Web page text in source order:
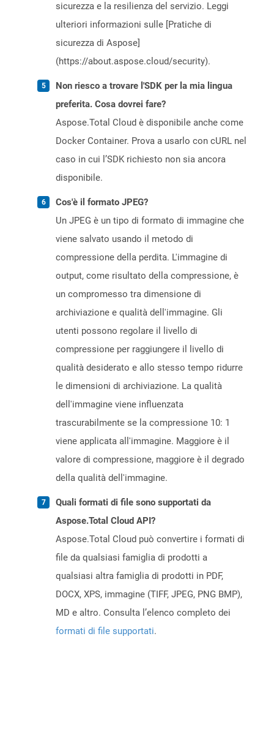
sicurezza e la resilienza del servizio. Leggi
ulteriori informazioni sulle [Pratiche di
sicurezza di Aspose]
(https://about.aspose.cloud/security).
Non riesco a trovare l'SDK per la mia lingua
preferita. Cosa dovrei fare?
Aspose.Total Cloud è disponibile anche come
Docker Container. Prova a usarlo con cURL nel
caso in cui l’SDK richiesto non sia ancora
disponibile.
Cos'è il formato JPEG?
Un JPEG è un tipo di formato di immagine che
viene salvato usando il metodo di
compressione della perdita. L'immagine di
output, come risultato della compressione, è
un compromesso tra dimensione di
archiviazione e qualità dell'immagine. Gli
utenti possono regolare il livello di
compressione per raggiungere il livello di
qualità desiderato e allo stesso tempo ridurre
le dimensioni di archiviazione. La qualità
dell'immagine viene influenzata
trascurabilmente se la compressione 10: 1
viene applicata all'immagine. Maggiore è il
valore di compressione, maggiore è il degrado
della qualità dell'immagine.
Quali formati di file sono supportati da
Aspose.Total Cloud API?
Aspose.Total Cloud può convertire i formati di
file da qualsiasi famiglia di prodotti a
qualsiasi altra famiglia di prodotti in PDF,
DOCX, XPS, immagine (TIFF, JPEG, PNG BMP),
MD e altro. Consulta l’elenco completo dei
formati di file supportati.